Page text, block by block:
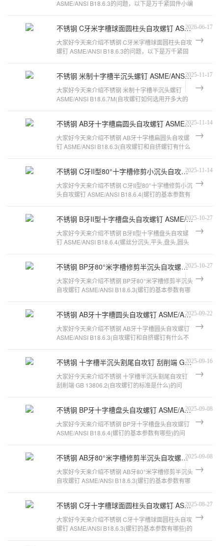
ASME/ANSI B18.6.3的问题，以下是万千紧固件小编
不锈钢 C牙米字槽球面圆柱头自攻螺钉 ASME/ANSI B18.6.3
2026-06-17
大家好今天来介绍不锈钢 C牙米字槽球面圆柱头自攻
螺钉 ASME/ANSI B18.6.3的问题，以下是万千紧固
不锈钢 米制十字槽半沉头螺钉 ASME/ANSI B18.6.7M
2025-11-17
大家好今天来介绍不锈钢 米制十字槽半沉头螺钉
ASME/ANSI B18.6.7M(自攻螺钉如何选用开多大的
不锈钢 AB牙十字槽扁圆头自攻螺钉 ASME/ANSI B18.6.3
2025-11-14
大家好今天来介绍不锈钢 AB牙十字槽扁圆头自攻螺
钉 ASME/ANSI B18.6.3(自攻螺钉和自挤螺钉有什么
不锈钢 C牙II型80°十字槽修剪小沉头自攻螺钉 ASME/ANSI B18.6.42025-11-14
大家好今天来介绍不锈钢 C牙II型80°十字槽修剪小沉
头自攻螺钉 ASME/ANSI B18.6.4(螺钉的基本参数有
不锈钢 B牙II型十字槽盘头自攻螺钉 ASME/ANSI B18.6.4
2025-10-27
大家好今天来介绍不锈钢 B牙II型十字槽盘头自攻螺
钉 ASME/ANSI B18.6.4(螺丝分沉头,平头,盘头,圆头
不锈钢 BP牙80°米字槽修剪半沉头自攻螺钉 ASME/ANSI B18.6.32025-10-27
大家好今天来介绍不锈钢 BP牙80°米字槽修剪半沉头
自攻螺钉 ASME/ANSI B18.6.3(螺钉的基本参数有哪
不锈钢 AB牙十字槽圆头自攻螺钉 ASME/ANSI B18.6.3
2025-09-22
大家好今天来介绍不锈钢 AB牙十字槽圆头自攻螺钉
ASME/ANSI B18.6.3(自攻螺钉和自挤螺钉有什么不
不锈钢 十字槽半沉头割尾自攻钉 刮削端 GB 13806.2
2025-09-16
大家好今天来介绍不锈钢 十字槽半沉头割尾自攻钉
刮削端 GB 13806.2(自攻螺钉的标准是什么)的问
不锈钢 BP牙十字槽盘头自攻螺钉 ASME/ANSI B18.6.4
2025-09-08
大家好今天来介绍不锈钢 BP牙十字槽盘头自攻螺钉
ASME/ANSI B18.6.4(螺钉的基本参数有哪些)的问
不锈钢 AB牙80°米字槽修剪半沉头自攻螺钉 ASME/ANSI B18.6.32025-09-08
大家好今天来介绍不锈钢 AB牙80°米字槽修剪半沉头
自攻螺钉 ASME/ANSI B18.6.3(螺钉的基本参数有哪
不锈钢 C牙十字槽球面圆柱头自攻螺钉 ASME/ANSI B18.6.3
2025-08-27
大家好今天来介绍不锈钢 C牙十字槽球面圆柱头自攻
螺钉 ASME/ANSI B18.6.3(螺钉的基本参数有哪些)的